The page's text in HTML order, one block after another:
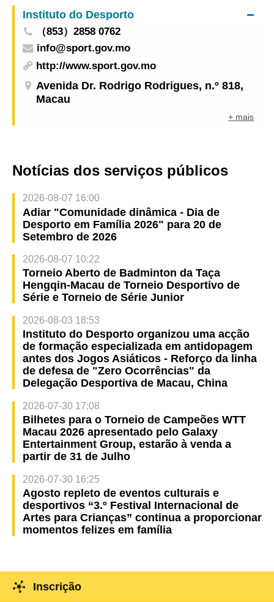
Instituto do Desporto
（853）2858 0762
info@sport.gov.mo
http://www.sport.gov.mo
Avenida Dr. Rodrigo Rodrigues, n.º 818,
Macau
+ mais
Notícias dos serviços públicos
2026-08-07 16:00
Adiar "Comunidade dinâmica - Dia de
Desporto em Família 2026" para 20 de
Setembro de 2026
2026-08-07 10:22
Torneio Aberto de Badminton da Taça
Hengqin-Macau de Torneio Desportivo de
Série e Torneio de Série Junior
2026-08-03 18:53
Instituto do Desporto organizou uma acção
de formação especializada em antidopagem
antes dos Jogos Asiáticos - Reforço da linha
de defesa de "Zero Ocorrências" da
Delegação Desportiva de Macau, China
2026-07-30 17:08
Bilhetes para o Torneio de Campeões WTT
Macau 2026 apresentado pelo Galaxy
Entertainment Group, estarão à venda a
partir de 31 de Julho
2026-07-30 16:25
Agosto repleto de eventos culturais e
desportivos “3.º Festival Internacional de
Artes para Crianças” continua a proporcionar
momentos felizes em família
Inscrição